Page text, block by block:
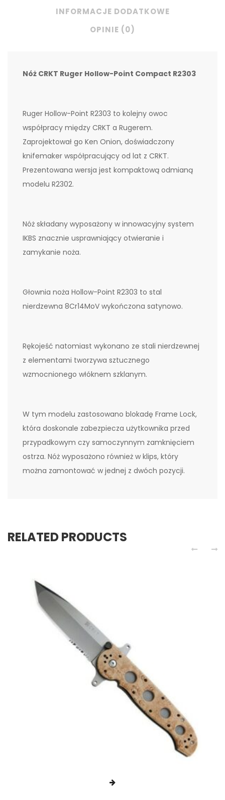
INFORMACJE DODATKOWE
OPINIE (0)
Nóż CRKT Ruger Hollow-Point Compact R2303
Ruger Hollow-Point R2303 to kolejny owoc
współpracy między CRKT a Rugerem.
Zaprojektował go Ken Onion, doświadczony
knifemaker współpracujący od lat z CRKT.
Prezentowana wersja jest kompaktową odmianą
modelu R2302.
Nóż składany wyposażony w innowacyjny system
IKBS znacznie usprawniający otwieranie i
zamykanie noża.
Głownia noża Hollow-Point R2303 to stal
nierdzewna 8Cr14MoV wykończona satynowo.
Rękojeść natomiast wykonano ze stali nierdzewnej
z elementami tworzywa sztucznego
wzmocnionego włóknem szklanym.
W tym modelu zastosowano blokadę Frame Lock,
która doskonale zabezpiecza użytkownika przed
przypadkowym czy samoczynnym zamknięciem
ostrza. Nóż wyposażono również w klips, który
można zamontować w jednej z dwóch pozycji.
RELATED PRODUCTS